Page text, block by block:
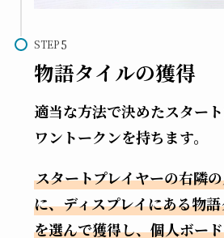
STEP
物語タイルの獲得
適当な方法で決めたスター
ワントークンを持ちます。
スタートプレイヤーの右隣
に、ディスプレイにある物
を選んで獲得し、個人ボー